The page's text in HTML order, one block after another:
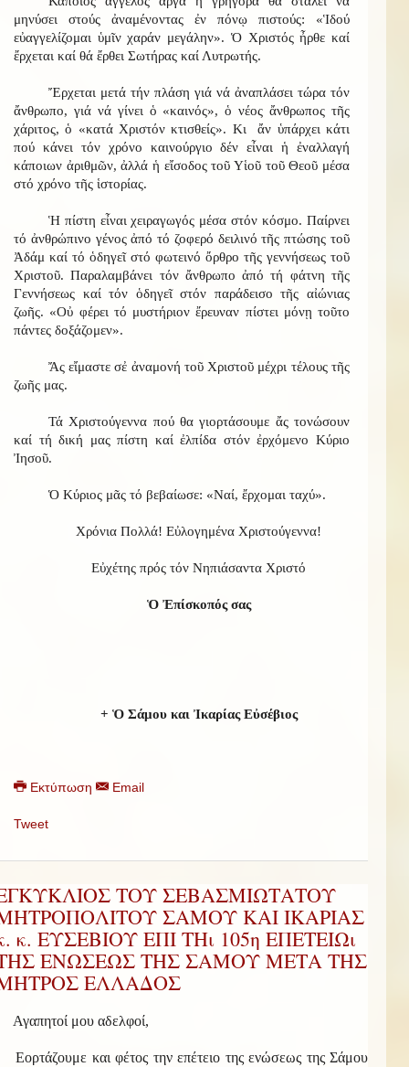
μηνύσει στούς ἀναμένοντας ἐν πόνῳ πιστούς: «Ἱδού
εὐαγγελίζομαι ὑμῖν χαράν μεγάλην». Ὁ Χριστός ἦρθε καί
ἔρχεται καί θά ἔρθει Σωτήρας καί Λυτρωτής.
Ἔρχεται μετά τήν πλάση γιά νά ἀναπλάσει τώρα τόν
ἄνθρωπο, γιά νά γίνει ὁ «καινός», ὁ νέος ἄνθρωπος τῆς
χάριτος, ὁ «κατά Χριστόν κτισθείς». Κι ἄν ὑπάρχει κάτι
πού κάνει τόν χρόνο καινούργιο δέν εἶναι ἡ ἐναλλαγή
κάποιων ἀριθμῶν, ἀλλά ἡ εἴσοδος τοῦ Υἱοῦ τοῦ Θεοῦ μέσα
στό χρόνο τῆς ἱστορίας.
Ἡ πίστη εἶναι χειραγωγός μέσα στόν κόσμο. Παίρνει
τό ἀνθρώπινο γένος ἀπό τό ζοφερό δειλινό τῆς πτώσης τοῦ
Ἀδάμ καί τό ὁδηγεῖ στό φωτεινό ὄρθρο τῆς γεννήσεως τοῦ
Χριστοῦ. Παραλαμβάνει τόν ἄνθρωπο ἀπό τή φάτνη τῆς
Γεννήσεως καί τόν ὁδηγεῖ στόν παράδεισο τῆς αἰώνιας
ζωῆς. «Οὐ φέρει τό μυστήριον ἔρευναν πίστει μόνῃ τοῦτο
πάντες δοξάζομεν».
Ἄς εἴμαστε σἐ ἀναμονή τοῦ Χριστοῦ μέχρι τέλους τῆς
ζωῆς μας.
Τά Χριστούγεννα πού θα γιορτάσουμε ἄς τονώσουν
καί τή δική μας πίστη καί ἐλπίδα στόν ἐρχόμενο Κύριο
Ἰησοῦ.
Ὁ Κύριος μᾶς τό βεβαίωσε: «Ναί, ἔρχομαι ταχύ».
Χρόνια Πολλά! Εὐλογημένα Χριστούγεννα!
Εὐχέτης πρός τόν Νηπιάσαντα Χριστό
Ὁ Ἐπίσκοπός σας
+ Ὁ Σάμου και Ἰκαρίας Εὐσέβιος
Εκτύπωση Email
Tweet
ΤΟΥ ΣΕΒΑΣΜΙΩΤΑΤΟΥ
ΣΑΜΟΥ ΚΑΙ ΙΚΑΡΙΑΣ
κ. ΕΥΣΕΒΙΟΥ ΕΠΙ ΤΗι 105η ΕΠΕΤΕΙΩι
ΕΝΩΣΕΩΣ ΤΗΣ ΣΑΜΟΥ ΜΕΤΑ ΤΗΣ
ΕΛΛΑΔΟΣ
Αγαπητοί μου αδελφοί,
και φέτος την επέτειο της ενώσεως της Σάμου